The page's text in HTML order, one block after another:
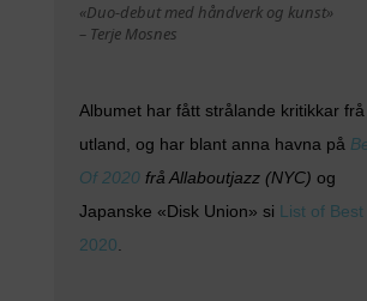
«Duo-debut med håndverk og kunst»
– Terje Mosnes
Albumet har fått strålande kritikkar
utland, og har blant anna havna på
Of 2020frå Allaboutjazz (NYC) og
Japanske «Disk Union» si List of
2020.